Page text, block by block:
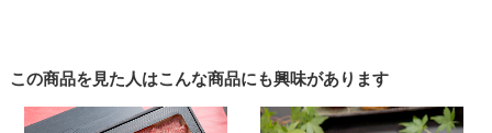
この商品を見た人はこんな商品にも興味があります